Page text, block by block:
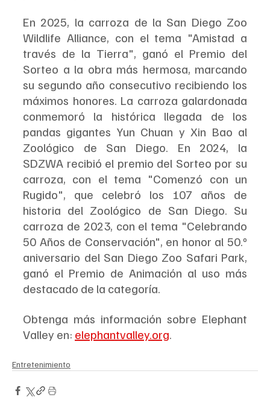
En 2025, la carroza de la San Diego Zoo
Wildlife Alliance, con el tema "Amistad a
través de la Tierra", ganó el Premio del
Sorteo a la obra más hermosa, marcando
su segundo año consecutivo recibiendo los
máximos honores. La carroza galardonada
conmemoró la histórica llegada de los
pandas gigantes Yun Chuan y Xin Bao al
Zoológico de San Diego. En 2024, la
SDZWA recibió el premio del Sorteo por su
carroza, con el tema "Comenzó con un
Rugido", que celebró los 107 años de
historia del Zoológico de San Diego. Su
carroza de 2023, con el tema "Celebrando
50 Años de Conservación", en honor al 50.º
aniversario del San Diego Zoo Safari Park,
ganó el Premio de Animación al uso más
destacado de la categoría.
Obtenga más información sobre Elephant
Valley en: elephantvalley.org.
Entretenimiento